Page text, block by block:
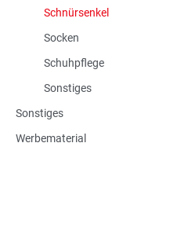
Schnürsenkel
Socken
Schuhpflege
Sonstiges
Sonstiges
Werbematerial